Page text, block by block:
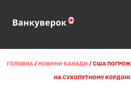
ГОЛОВНА/НОВИНИ КАНАДИ /США
НА СУХОПУТНОМУ